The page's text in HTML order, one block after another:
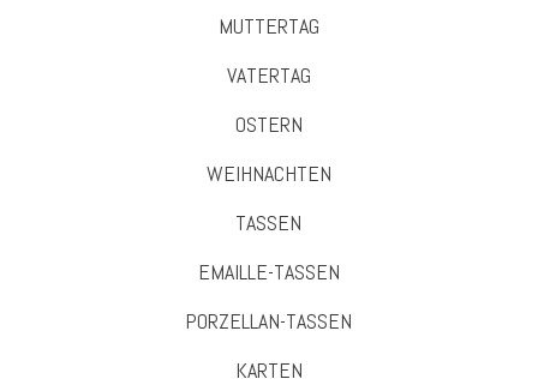
MUTTERTAG
VATERTAG
OSTERN
WEIHNACHTEN
TASSEN
EMAILLE-TASSEN
PORZELLAN-TASSEN
KARTEN